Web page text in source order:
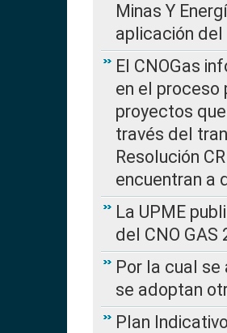
Minas Y
aplicación
El CNOGas
en el proceso
proyectos
través del
Resolución
encuentran a
La UPME
del CNO
Por la cual
se adoptan
Plan